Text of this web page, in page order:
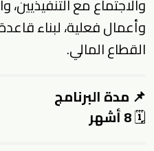
والاجتماع مع
وأعمال فعلية، لبناء
القطاع المالي.
📌 مدة البرنامج
🗓8 أشهر